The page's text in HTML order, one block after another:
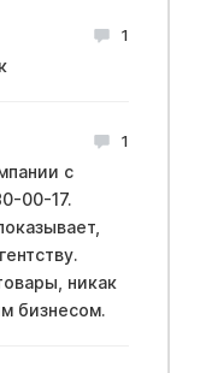
1
1
с
00-17.
никак
бизнесом.